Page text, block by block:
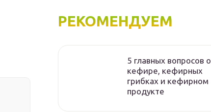
РЕКОМЕНДУЕМ
5 главных вопросов о
кефире, кефирных
грибках и кефирном
продукте